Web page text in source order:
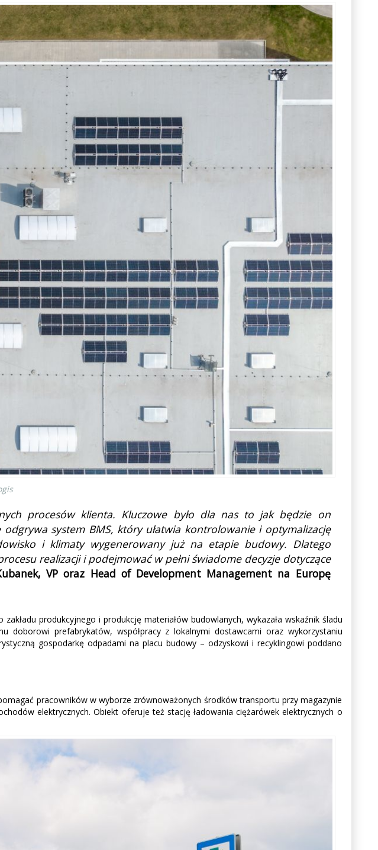
procesów klienta. Kluczowe było dla nas to jak będzie on
system BMS, który ułatwia kontrolowanie i optymalizację
i klimaty wygenerowany już na etapie budowy. Dlatego
realizacji i podejmować w pełni świadome decyzje dotyczące
VP oraz Head of Development Management na Europę
produkcyjnego i produkcję materiałów budowlanych, wykazała wskaźnik śladu
doborowi prefabrykatów, współpracy z lokalnymi dostawcami oraz wykorzystaniu
gospodarkę odpadami na placu budowy – odzyskowi i recyklingowi poddano
pracowników w wyborze zrównoważonych środków transportu przy magazynie
elektrycznych. Obiekt oferuje też stację ładowania ciężarówek elektrycznych o